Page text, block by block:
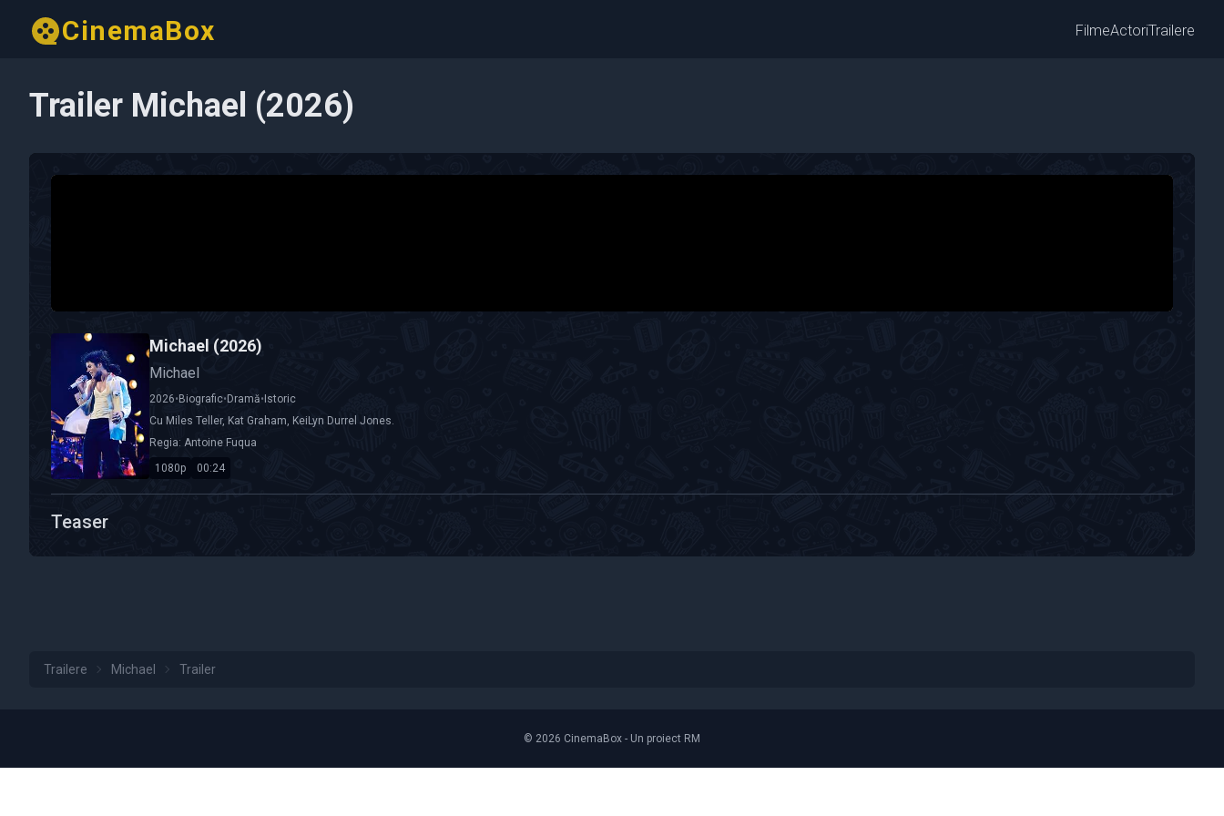
CinemaBox FilmeActoriTrailere
Trailer Michael (2026)
Michael (2026)
Michael
2026• Biografic• Dramă• Istoric
Cu Miles Teller, Kat Graham, KeiLyn Durrel Jones.
Regia:Antoine Fuqua
1080p
Calitate Video: HD 1080p
00:24
Durată: 00:24
Teaser
Trailere Michael Trailer
© 2026 CinemaBox - Un proiect RM